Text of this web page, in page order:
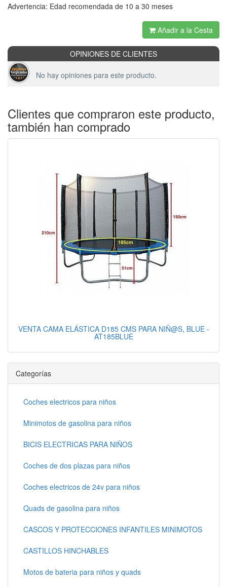
Advertencia: Edad recomendada de 10 a 30 meses
Añadir a la Cesta
OPINIONES DE CLIENTES
No hay opiniones para este producto.
Clientes que compraron este producto,
también han comprado
VENTA CAMA ELÁSTICA D185 CMS PARA NIÑ@S, BLUE -
AT185BLUE
Categorías
Coches electricos para niños
Minimotos de gasolina para niños
BICIS ELECTRICAS PARA NIÑOS
Coches de dos plazas para niños
Coches electricos de 24v para niños
Quads de gasolina para niños
CASCOS Y PROTECCIONES INFANTILES MINIMOTOS
CASTILLOS HINCHABLES
Motos de bateria para niños y quads